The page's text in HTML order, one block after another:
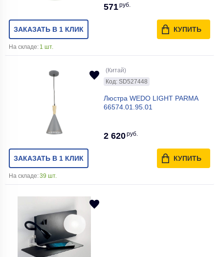
571руб.
ЗАКАЗАТЬ В 1 КЛИК КУПИТЬ
На складе: 1 шт.
(Китай)
Код: SD527448
Люстра WEDO LIGHT PARMA
66574.01.95.01
2 620руб.
ЗАКАЗАТЬ В 1 КЛИК КУПИТЬ
На складе:39 шт.